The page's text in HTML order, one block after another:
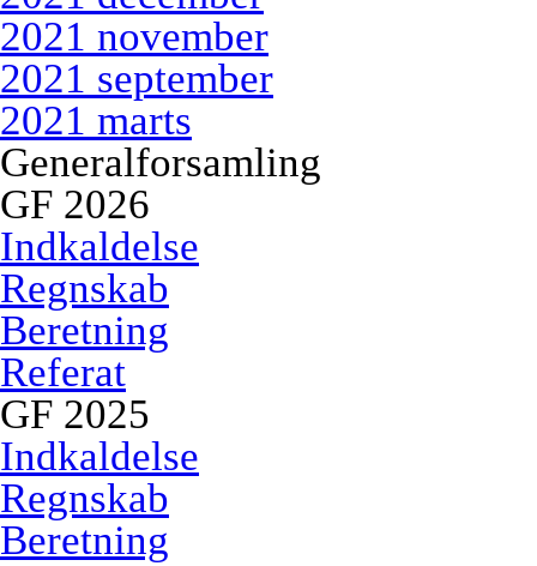
2021 november
2021 september
2021 marts
Generalforsamling
GF 2026
Indkaldelse
Regnskab
Beretning
Referat
GF 2025
Indkaldelse
Regnskab
Beretning